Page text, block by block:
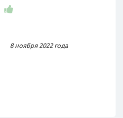
8 ноября 2022 года